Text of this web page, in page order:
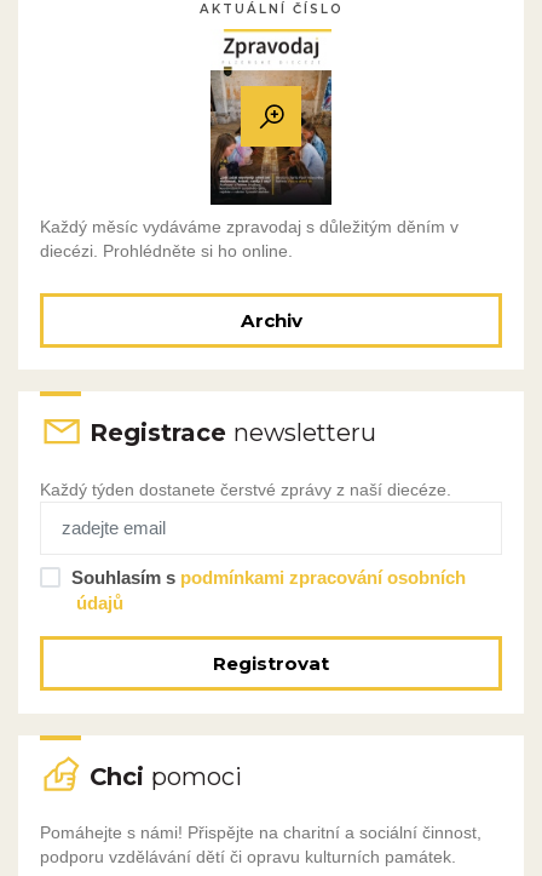
AKTUÁLNÍ ČÍSLO
Každý měsíc vydáváme zpravodaj s důležitým děním v
diecézi. Prohlédněte si ho online.
Archiv
Registrace newsletteru
Každý týden dostanete čerstvé zprávy z naší diecéze.
Souhlasím s podmínkami zpracování osobních
údajů
Registrovat
Chci pomoci
Pomáhejte s námi! Přispějte na charitní a sociální činnost,
podporu vzdělávání dětí či opravu kulturních památek.